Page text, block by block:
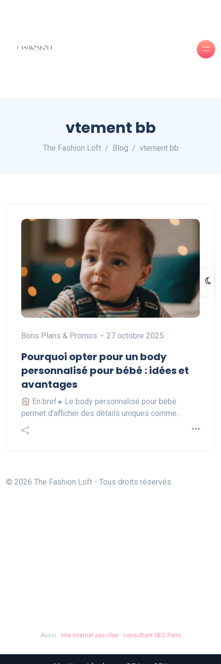
vtement bb
The Fashion Loft Blog vtement bb
Bons Plans & Promos 27 octobre 2025
Pourquoi opter pour un body
personnalisé pour bébé : idées et
avantages
En bref ▸ Le body personnalisé pour bébé
permet d'afficher des détails uniques comme…
© 2026 The Fashion Loft - Tous droits réservés
Aussi : site internet pas cher· consultant SEO Paris